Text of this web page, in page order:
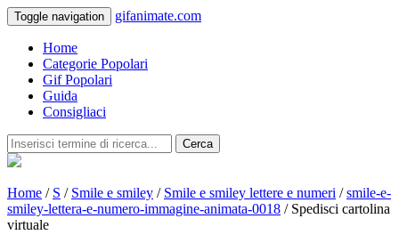
Toggle navigation gifanimate.com
Home
Categorie Popolari
Gif Popolari
Guida
Consigliaci
Cerca
Home / S / Smile e smiley / Smile e smiley lettere e numeri /smile-e-
smiley-lettera-e-numero-immagine-animata-0018 / Spedisci cartolina
virtuale